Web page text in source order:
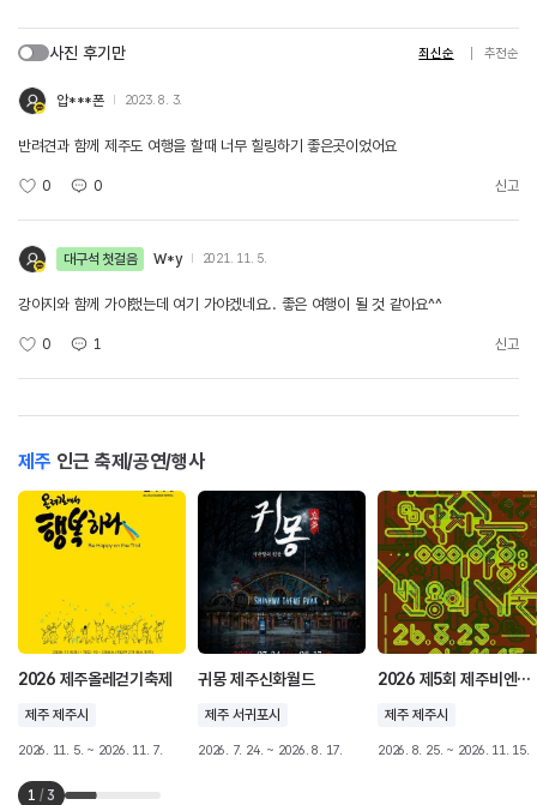
사진 후기만 최신순 추천순
압***폰 2023. 8. 3.
반려견과 함께 제주도 여행을 할때 너무 힐링하기 좋은곳이었어요
0 0 신고
대구석 첫걸음 W*y 2021. 11. 5.
강아지와 함께 가야했는데 여기 가야겠네요.. 좋은 여행이 될 것 같아요^^
0 1 신고
제주 인근 축제/공연/행사
2026 제주올레걷기축제
제주 제주시
2026. 11. 5. ~ 2026. 11. 7.
귀몽 제주신화월드
제주 서귀포시
2026. 7. 24. ~ 2026. 8. 17.
2026 제5회 제주비엔날레 허끄곡 모닥치곡 이야홍 : 변용의 기술
제주 제주시
2026. 8. 25. ~ 2026. 11. 15.
1 / 3